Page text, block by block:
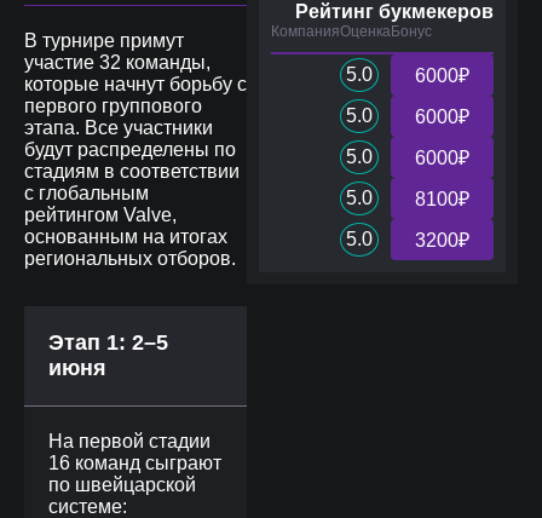
В турнире примут
участие 32 команды,
которые начнут борьбу с
первого группового
этапа. Все участники
будут распределены по
стадиям в соответствии
с глобальным
рейтингом Valve,
основанным на итогах
региональных отборов.
Этап 1: 2–5
июня
На первой стадии
16 команд сыграют
по швейцарской
системе:
Рейтинг букмекеров
КомпанияОценкаБонус
5.0
6000₽
5.0
6000₽
5.0
6000₽
5.0
8100₽
5.0
3200₽